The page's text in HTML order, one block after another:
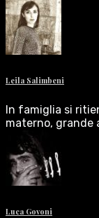
Leila Salimbeni
In famiglia si
materno, grande
Luca Govoni